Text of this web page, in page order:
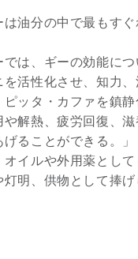
油分の中で最もす
は、ギーの効能に
を活性化させ、知力
ッタ・カファを鎮
解熱、疲労回復、
ることができる。」
イルや外用薬とし
明、供物として捧げ